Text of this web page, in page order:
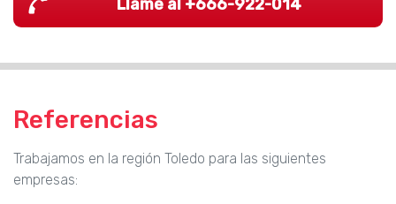
Llame al +666-922-014
Referencias
Trabajamos en la región Toledo para las siguientes
empresas: